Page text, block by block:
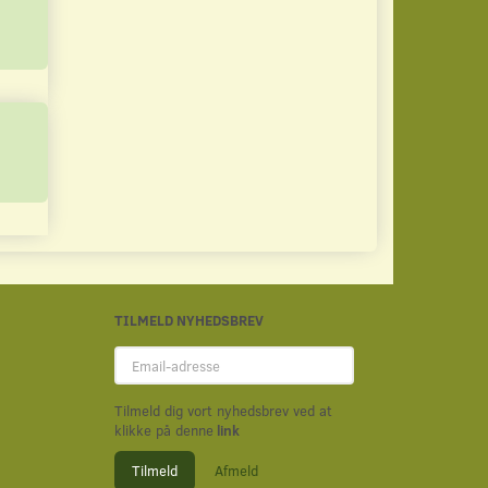
TILMELD NYHEDSBREV
Email-
adresse
Tilmeld dig vort nyhedsbrev ved at
klikke på denne link
Tilmeld Afmeld